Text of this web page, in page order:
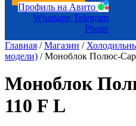
Профиль на Авито
Whatsapp Telegram
Phone
Главная /Магазин /
модели) / Моноблок Полюс-
Моноблок
110 F L